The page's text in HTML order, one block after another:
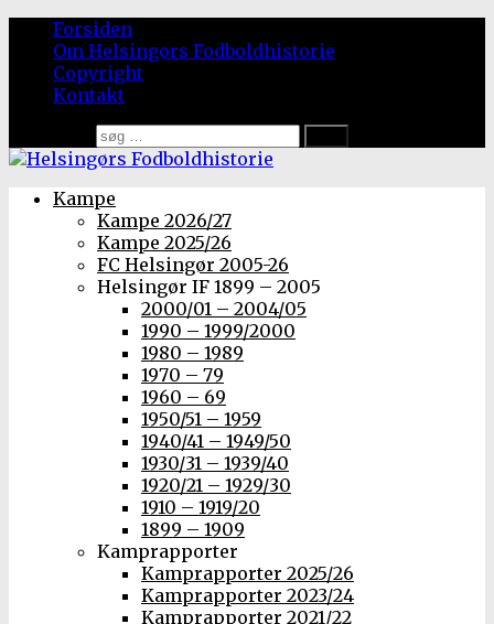
Forsiden
Om Helsingørs Fodboldhistorie
Copyright
Kontakt
Kampe
Kampe 2026/27
Kampe 2025/26
FC Helsingør 2005-26
Helsingør IF 1899 – 2005
2000/01 – 2004/05
1990 – 1999/2000
1980 – 1989
1970 – 79
1960 – 69
1950/51 – 1959
1940/41 – 1949/50
1930/31 – 1939/40
1920/21 – 1929/30
1910 – 1919/20
1899 – 1909
Kamprapporter
Kamprapporter 2025/26
Kamprapporter 2023/24
Kamprapporter 2021/22